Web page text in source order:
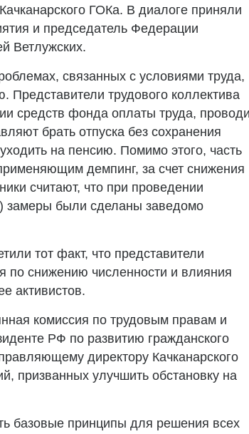
ГОКа. В диалоге приняли
и председатель Федерации
Ветлужских.
связанных с условиями труда,
Представители трудового коллектива
средств фонда оплаты труда,
брать отпуска без сохранения
на пенсию. Помимо этого, часть
демпинг, за счет снижения
считают, что при проведении
замеры были сделаны заведомо
тот факт, что представители
по снижению численности и влияния
активистов.
комиссия по трудовым правам и
РФ по развитию гражданского
директору Качканарского
призванных улучшить обстановку на
базовые принципы для решения всех